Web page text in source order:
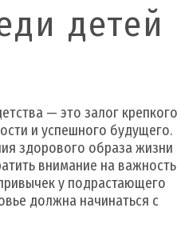
детей
— это залог крепкого
и успешного будущего.
здорового образа жизни
внимание на важность
у подрастающего
должна начинаться с